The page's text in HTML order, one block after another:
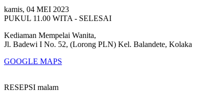
kamis, 04 MEI 2023
PUKUL 11.00 WITA - SELESAI
Kediaman Mempelai Wanita,
Jl. Badewi I No. 52, (Lorong PLN) Kel. Balandete, Kolaka
GOOGLE MAPS
RESEPSI malam